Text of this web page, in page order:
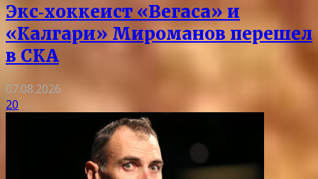
Экс‑хоккеист «Вегаса» и
«Калгари» Мироманов перешел
в СКА
07.08.2026
20